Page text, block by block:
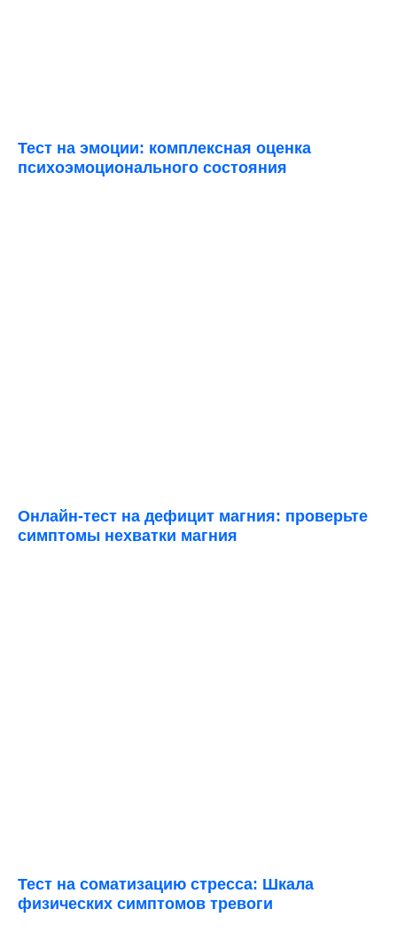
Тест на эмоции: комплексная оценка
психоэмоционального состояния
Онлайн-тест на дефицит магния: проверьте
симптомы нехватки магния
Тест на соматизацию стресса: Шкала
физических симптомов тревоги